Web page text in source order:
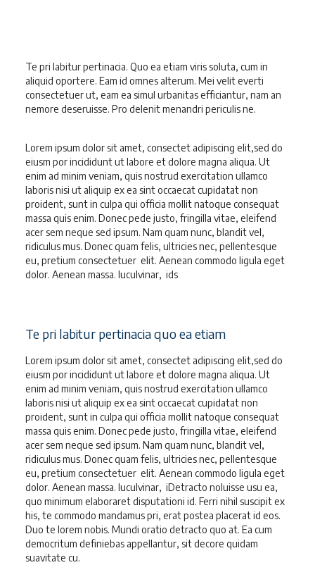
Te pri labitur pertinacia. Quo ea etiam viris soluta, cum in
aliquid oportere. Eam id omnes alterum. Mei velit everti
consectetuer ut, eam ea simul urbanitas efficiantur, nam an
nemore deseruisse. Pro delenit menandri periculis ne.
Lorem ipsum dolor sit amet, consectet adipiscing elit,sed do
eiusm por incididunt ut labore et dolore magna aliqua. Ut
enim ad minim veniam, quis nostrud exercitation ullamco
laboris nisi ut aliquip ex ea sint occaecat cupidatat non
proident, sunt in culpa qui officia mollit natoque consequat
massa quis enim. Donec pede justo, fringilla vitae, eleifend
acer sem neque sed ipsum. Nam quam nunc, blandit vel,
ridiculus mus. Donec quam felis, ultricies nec, pellentesque
eu, pretium consectetuer elit. Aenean commodo ligula eget
dolor. Aenean massa. luculvinar, ids
Te pri labitur pertinacia quo ea etiam
Lorem ipsum dolor sit amet, consectet adipiscing elit,sed do
eiusm por incididunt ut labore et dolore magna aliqua. Ut
enim ad minim veniam, quis nostrud exercitation ullamco
laboris nisi ut aliquip ex ea sint occaecat cupidatat non
proident, sunt in culpa qui officia mollit natoque consequat
massa quis enim. Donec pede justo, fringilla vitae, eleifend
acer sem neque sed ipsum. Nam quam nunc, blandit vel,
ridiculus mus. Donec quam felis, ultricies nec, pellentesque
eu, pretium consectetuer elit. Aenean commodo ligula eget
dolor. Aenean massa. luculvinar, iDetracto noluisse usu ea,
quo minimum elaboraret disputationi id. Ferri nihil suscipit ex
his, te commodo mandamus pri, erat postea placerat id eos.
Duo te lorem nobis. Mundi oratio detracto quo at. Ea cum
democritum definiebas appellantur, sit decore quidam
suavitate cu.